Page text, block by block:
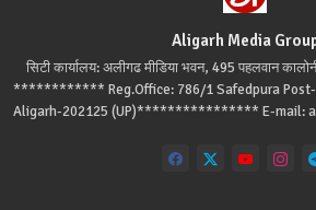
Aligarh Media
सिटी कार्यालय: अलीगढ मीडिया भवन, 495 पहलवान
************ Reg.Office: 786/1 Safedpura Post-
Aligarh-202125 (UP)**************** E-mail: